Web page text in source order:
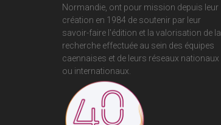
Normandie , ont pour mission depuis leur
création en 1984 de soutenir par leur
savoir-faire l'édition et la valorisation de la
recherche effectuée au sein des équipes
caennaises et de leurs réseaux nationaux
ou internationaux.